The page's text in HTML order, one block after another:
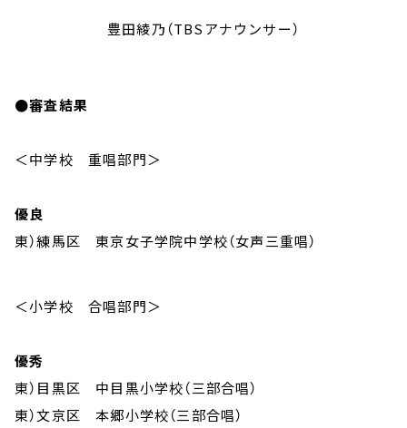
豊田綾乃（TBSアナウンサー）
●審査結果
＜中学校 重唱部門＞
優良
東）練馬区 東京女子学院中学校（女声三重唱）
＜小学校 合唱部門＞
優秀
東）目黒区 中目黒小学校（三部合唱）
東）文京区 本郷小学校（三部合唱）